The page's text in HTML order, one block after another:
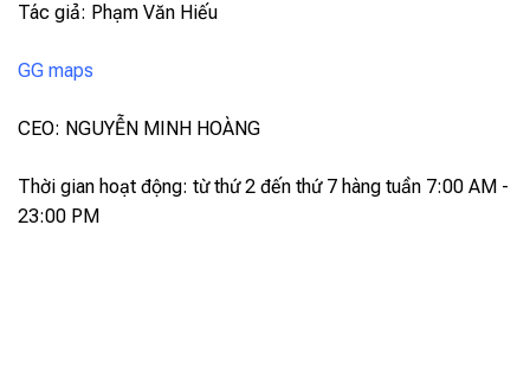
Tác giả: Phạm Văn Hiếu
GG maps
CEO: NGUYỄN MINH HOÀNG
Thời gian hoạt động: từ thứ 2 đến thứ 7 hàng tuần 7:00 AM -
23:00 PM